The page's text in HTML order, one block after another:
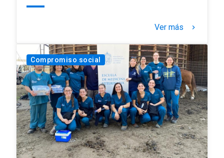
Ver más keyboard_arrow_right
Compromiso social